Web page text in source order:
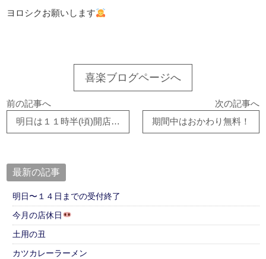
ヨロシクお願いします
喜楽ブログページへ
前の記事へ
明日は１１時半(頃)開店します！
次の記事へ
期間中はおかわり無料！
最新の記事
明日〜１４日までの受付終了
今月の店休日
土用の丑
カツカレーラーメン